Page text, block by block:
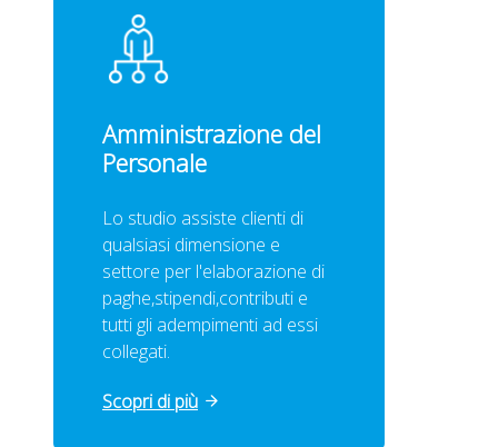
Amministrazione del
Personale
Lo studio assiste clienti di
qualsiasi dimensione e
settore per l'elaborazione di
paghe,stipendi,contributi e
tutti gli adempimenti ad essi
collegati.
Scopri di più